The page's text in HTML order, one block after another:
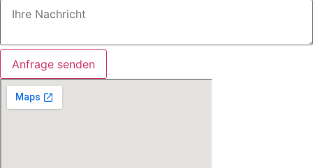
Anfrage senden